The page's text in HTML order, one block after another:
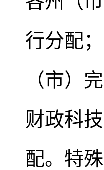
行分配
（市）
财政科
配。特